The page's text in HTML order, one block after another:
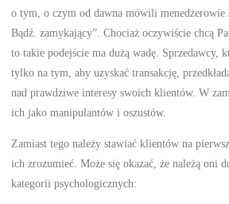
o tym, o czym od dawna mówili menedżerowie
Bądź. zamykający”. Chociaż oczywiście chcą
to takie podejście ma dużą wadę. Sprzedawcy,
tylko na tym, aby uzyskać transakcję,
nad prawdziwe interesy swoich klientów. W
ich jako manipulantów i oszustów.
Zamiast tego należy stawiać klientów na
ich zrozumieć. Może się okazać, że należą oni
kategorii psychologicznych: